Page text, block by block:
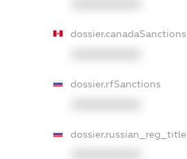
dossier.canadaSanctions
dossier.rfSanctions
dossier.russian_reg_title